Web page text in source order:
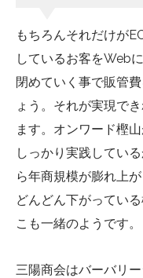
もちろんそれだけが
しているお客をWeb
閉めていく事で販管
ょう。それが実現で
ます。オンワード樫
しっかり実践してい
ら年商規模が膨れ上
どんどん下がってい
こも一緒のようです。
三陽商会はバーバリ